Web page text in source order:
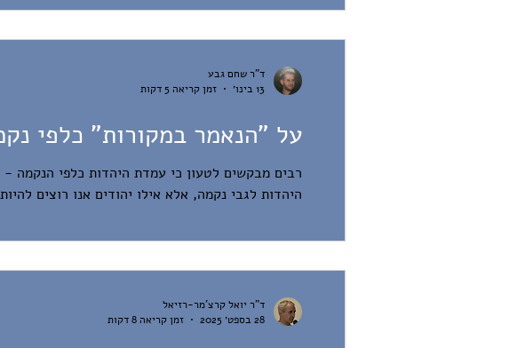
על "הנאמר במקורות" כלפי
רבים מבקשים לטעון כי עמדת היהדות כלפי הנקמה
היהדות לגבי נקמה, אלא אילו יהודים אנו רוצים
ד"ר שחם גבע
13 בינו׳
זמן קריאה 5 דקות
ד"ר יואל קרצ'מר-רזיאל
28 בספט׳ 2025
זמן קריאה 8 דקות